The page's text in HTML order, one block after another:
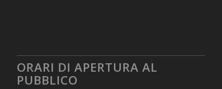
ORARI DI APERTURA AL
PUBBLICO